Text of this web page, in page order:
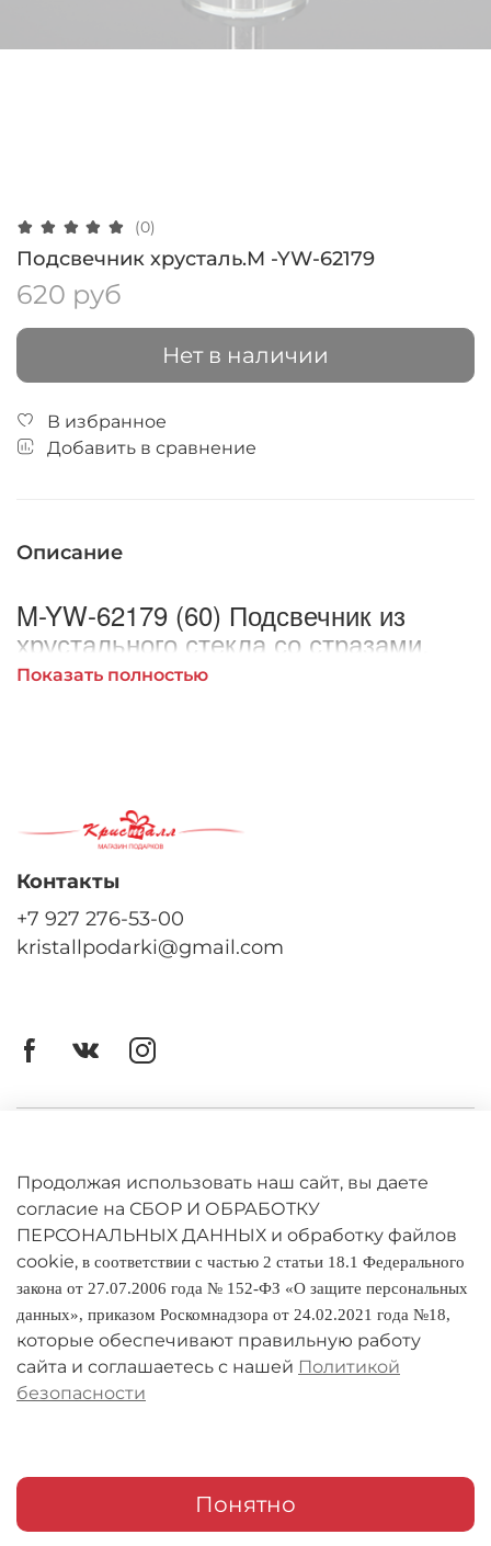
(0)
Подсвечник хрусталь.M -YW-62179
620 руб
Нет в наличии
В избранное
Добавить в сравнение
Описание
M-YW-62179 (60) Подсвечник из
хрустального стекла со стразами,
18см.
Показать полностью
Оферта
Политика конфиденциальности
Оплата и доставка
Условия обмена и возврата
Реквизиты
Контакты
+7 927 276-53-00
kristallpodarki@gmail.com
Продолжая использовать наш сайт, вы даете
согласие на СБОР И ОБРАБОТКУ
ПЕРСОНАЛЬНЫХ ДАННЫХ и обработку файлов
cookie, в соответствии с частью 2 статьи 18.1 Федерального
закона от 27.07.2006 года № 152-ФЗ «О защите персональных
данных», приказом Роскомнадзора от 24.02.2021 года №18,
которые обеспечивают правильную работу
сайта и соглашаетесь с нашей Политикой
безопасности
Понятно